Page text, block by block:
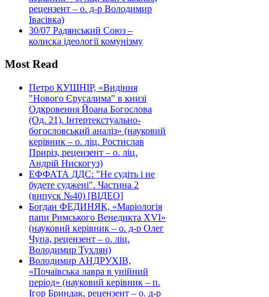
рецензент – о. д-р Володимир
Івасівка)
30/07 Радянський Союз –
колиска ідеології комунізму
Most Read
Петро КУШНІР, «Видіння
"Нового Єрусалима" в книзі
Одкровення Йоана Богослова
(Од. 21). Інтертекстуально-
богословський аналіз» (науковий
керівник – о. ліц. Ростислав
Приріз, рецензент – о. ліц.
Андрій Нискогуз)
ЕФФАТА ДДС: "Не судіть і не
будете суджені". Частина 2
(випуск №40) [ВІДЕО]
Богдан ФЕДИНЯК, «Маріологія
папи Римського Венедикта XVI»
(науковий керівник – о. д-р Олег
Чупа, рецензент – о. ліц.
Володимир Тухлян)
Володимир АНДРУХІВ,
«Почаївська лавра в унійний
період» (науковий керівник – п.
Ігор Бриндак, рецензент – о. д-р